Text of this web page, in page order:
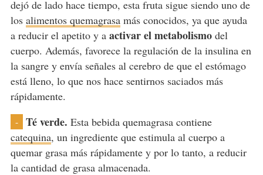
dejó de lado hace tiempo, esta fruta sigue siendo uno de
los alimentos quemagrasamás conocidos, ya que ayuda
a reducir el apetito y a activar el metabolismodel
cuerpo. Además, favorece la regulación de la insulina en
la sangre y envía señales al cerebro de que el estómago
está lleno, lo que nos hace sentirnos saciados más
rápidamente.
- Té verde. Esta bebida quemagrasa contiene
catequina, un ingrediente que estimula al cuerpo a
quemar grasa más rápidamente y por lo tanto, a reducir
la cantidad de grasa almacenada.